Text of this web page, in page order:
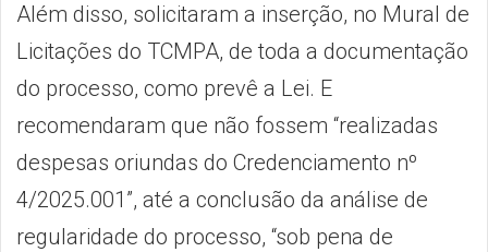
Além disso, solicitaram a inserção, no Mural de
Licitações do TCMPA, de toda a documentação
do processo, como prevê a Lei. E
recomendaram que não fossem “realizadas
despesas oriundas do Credenciamento nº
4/2025.001”, até a conclusão da análise de
regularidade do processo, “sob pena de